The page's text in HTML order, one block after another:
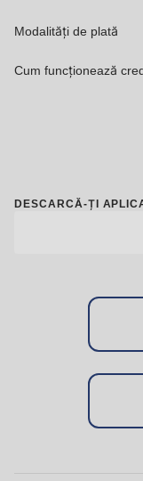
Modalități de plată
Cum funcționează
DESCARCĂ-ȚI